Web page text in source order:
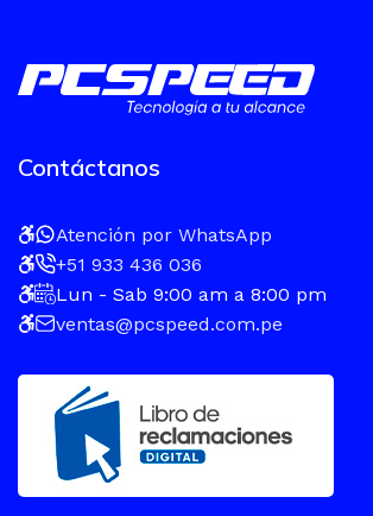
Contáctanos
Atención por WhatsApp
+51 933 436 036
Lun - Sab 9:00 am a 8:00 pm
ventas@pcspeed.com.pe